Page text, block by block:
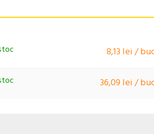
8,13 lei /
36,09 lei /